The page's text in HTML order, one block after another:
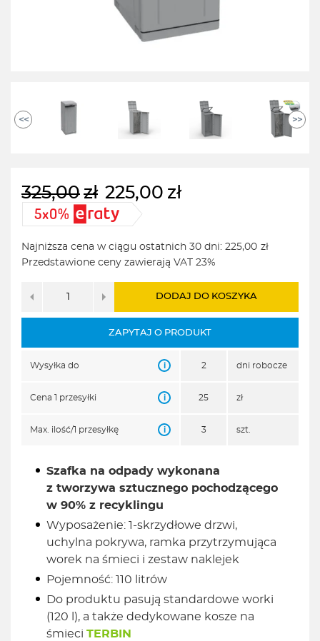
<< >>
325,00 zł
Pierwotna
cena
wynosiła:
325,00zł.
225,00 zł
Aktualna
cena
wynosi:
225,00zł.
Najniższa cena w ciągu ostatnich 30 dni: 225,00 zł
Przedstawione ceny zawierają VAT 23%
DODAJ DO KOSZYKA
ZAPYTAJ O PRODUKT
Wysyłka do i 2 dni robocze
Cena 1 przesyłki i 25 zł
Max. ilość/1 przesyłkę i 3 szt.
Szafka na odpady wykonana
z tworzywa sztucznego pochodzącego
w 90% z recyklingu
Wyposażenie: 1-skrzydłowe drzwi,
uchylna pokrywa, ramka przytrzymująca
worek na śmieci i zestaw naklejek
Pojemność: 110 litrów
Do produktu pasują standardowe worki
(120 l), a także dedykowane kosze na
śmieci TERBIN